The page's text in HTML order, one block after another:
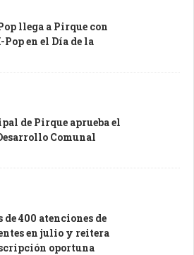
llega a Pirque con
Pop en el Día de la
de Pirque aprueba el
Comunal
de 400 atenciones de
en julio y reitera
oportuna